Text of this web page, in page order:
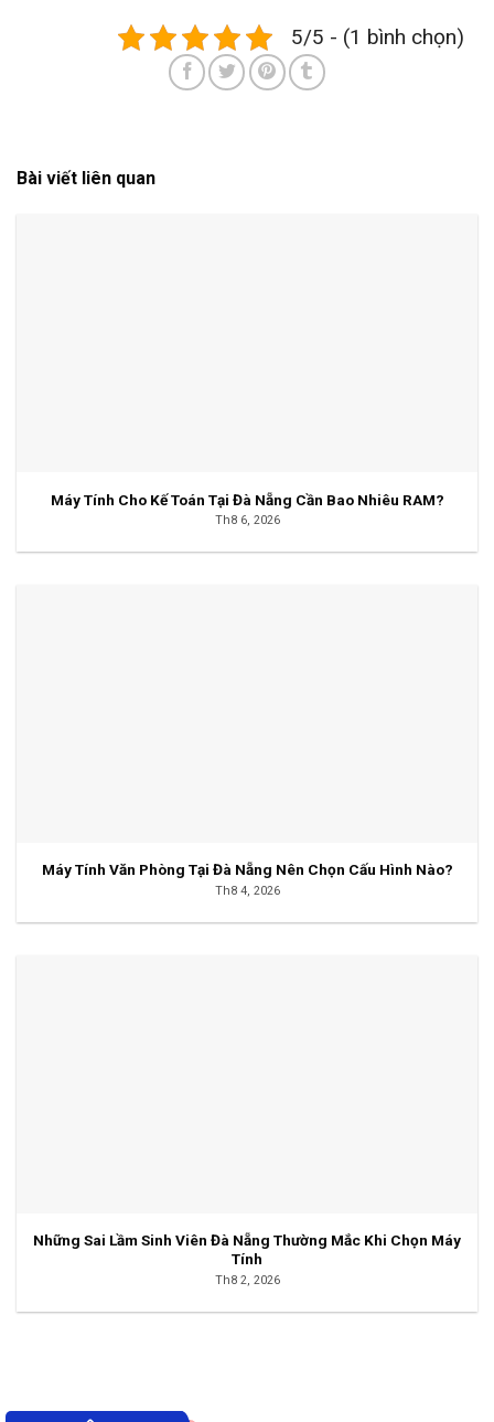
5/5 - (1 bình chọn)
Bài viết liên quan
Máy Tính Cho Kế Toán Tại Đà Nẵng Cần Bao Nhiêu RAM?
Th8 6, 2026
Máy Tính Văn Phòng Tại Đà Nẵng Nên Chọn Cấu Hình Nào?
Th8 4, 2026
Những Sai Lầm Sinh Viên Đà Nẵng Thường Mắc Khi Chọn Máy
Tính
Th8 2, 2026